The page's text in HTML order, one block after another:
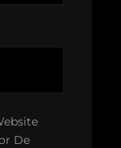
De